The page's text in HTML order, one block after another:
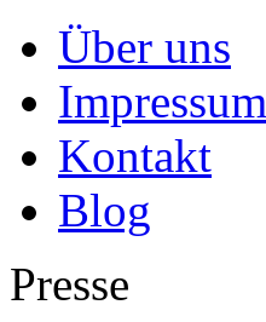
Über uns
Impressum
Kontakt
Blog
Presse